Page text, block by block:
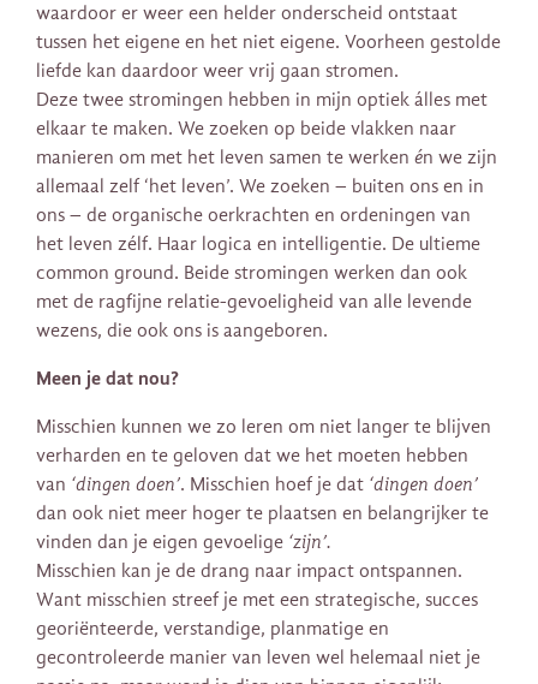
waardoor er weer een helder onderscheid ontstaat
tussen het eigene en het niet eigene. Voorheen gestolde
liefde kan daardoor weer vrij gaan stromen.
Deze twee stromingen hebben in mijn optiek álles met
elkaar te maken. We zoeken op beide vlakken naar
manieren om met het leven samen te werken én we zijn
allemaal zelf ‘het leven’. We zoeken – buiten ons en in
ons – de organische oerkrachten en ordeningen van
het leven zélf. Haar logica en intelligentie. De ultieme
common ground. Beide stromingen werken dan ook
met de ragfijne relatie-gevoeligheid van alle levende
wezens, die ook ons is aangeboren.
Meen je dat nou?
Misschien kunnen we zo leren om niet langer te blijven
verharden en te geloven dat we het moeten hebben
van ‘dingen doen’. Misschien hoef je dat ‘dingen doen’
dan ook niet meer hoger te plaatsen en belangrijker te
vinden dan je eigen gevoelige ‘zijn’.
Misschien kan je de drang naar impact ontspannen.
Want misschien streef je met een strategische, succes
georiënteerde, verstandige, planmatige en
gecontroleerde manier van leven wel helemaal niet je